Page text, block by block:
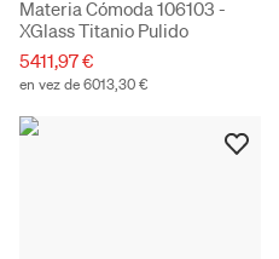
Materia Cómoda 106103 -
XGlass Titanio Pulido
5411,97 €
en vez de 6013,30 €